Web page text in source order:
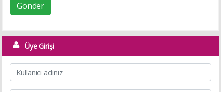
Gönder
Üye Girişi